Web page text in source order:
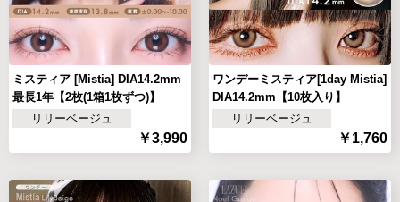
ミスティア [Mistia] DIA14.2mm
最長1年【2枚(1箱1枚ずつ)】
リリーベージュ
￥3,990
ワンデーミスティア[1day Mistia]
DIA14.2mm【10枚入り】
リリーベージュ
￥1,760